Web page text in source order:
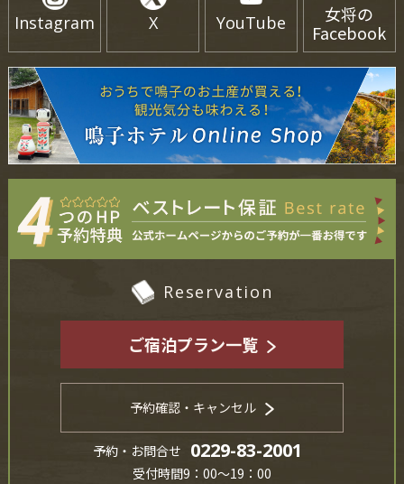
Instagram X YouTube
女将の
Facebook
Reservation
ご宿泊プラン一覧
予約確認・キャンセル
予約・お問合せ 0229-83-2001
受付時間9：00～19：00